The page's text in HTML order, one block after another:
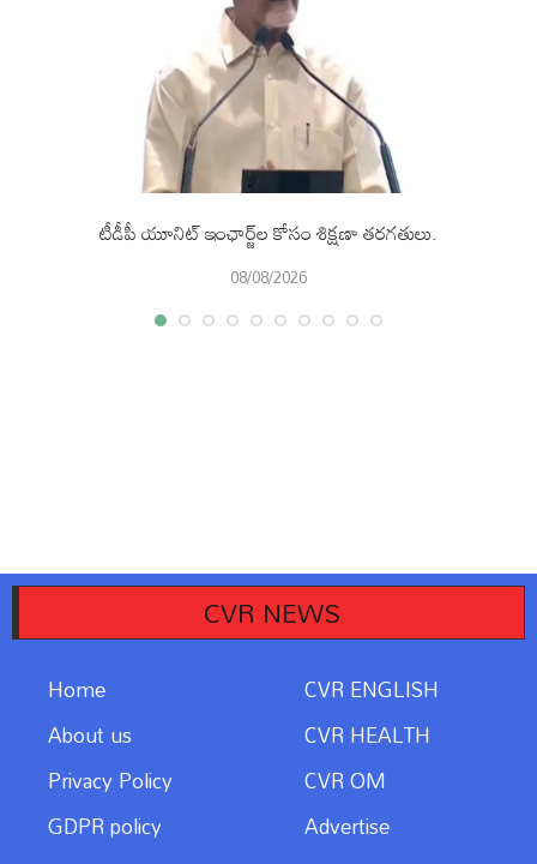
టీడీపీ యూనిట్ ఇంఛార్జ్‌ల కోసం శిక్షణా తరగతులు.
08/08/2026
CVR NEWS
Home
CVR ENGLISH
About us
CVR HEALTH
Privacy Policy
CVR OM
GDPR policy
Advertise